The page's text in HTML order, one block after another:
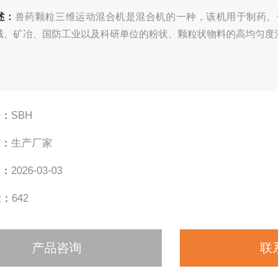
： 兽药颗粒三维运动混合机是混合机的一种，该机用于制药
、矿冶、国防工业以及科研单位的粉状、颗粒状物料的高均匀度
SBH
生产厂家
2026-03-03
642
产品咨询 联